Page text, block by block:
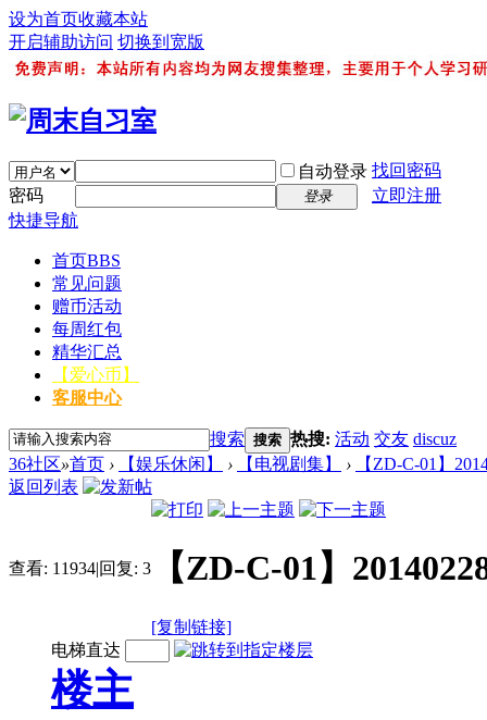
设为首页收藏本站
开启辅助访问 切换到宽版
自动登录 找回密码
密码
登录
立即注册
快捷导航
首页BBS
常见问题
赠币活动
每周红包
精华汇总
【爱心币】
客服中心
搜索 搜索 热搜: 活动 交友 discuz
36社区»首页 › 【娱乐休闲】 › 【电视剧集】 ›
【ZD-C-01】
返回列表
查看: 11934|回复: 3 【ZD-C-01】
[复制链接]
电梯直达
楼主